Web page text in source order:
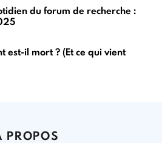
du forum de recherche :
est-il mort ? (Et ce qui vient
PROPOS